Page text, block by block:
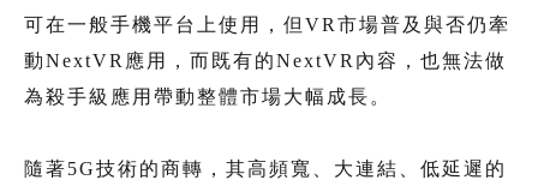
可在一般手機平台上使用，但VR市場普及與否仍牽
動NextVR應用，而既有的NextVR內容，也無法做
為殺手級應用帶動整體市場大幅成長。
隨著5G技術的商轉，其高頻寬、大連結、低延遲的